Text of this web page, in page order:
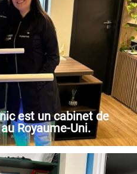
est un cabinet de
Royaume-Uni.
de la biomécanique du pied
LAB® pour fournir une